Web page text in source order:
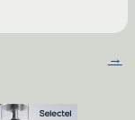
→